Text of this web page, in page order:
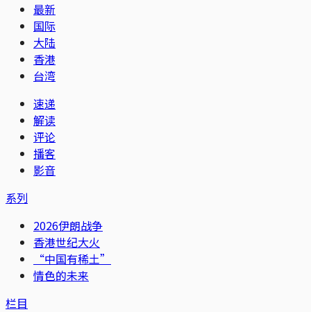
最新
国际
大陆
香港
台湾
速递
解读
评论
播客
影音
系列
2026伊朗战争
香港世纪大火
“中国有稀土”
情色的未来
栏目